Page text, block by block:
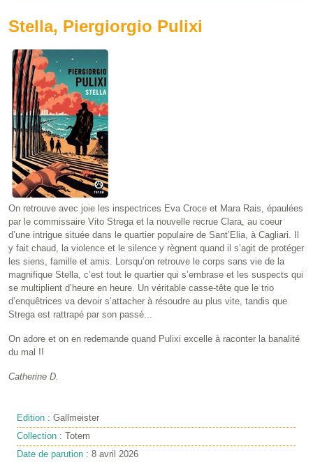
Stella, Piergiorgio Pulixi
On retrouve avec joie les inspectrices Eva Croce et Mara Rais, épaulées
par le commissaire Vito Strega et la nouvelle recrue Clara, au coeur
d’une intrigue située dans le quartier populaire de Sant’Elia, à Cagliari. Il
y fait chaud, la violence et le silence y règnent quand il s’agit de protéger
les siens, famille et amis. Lorsqu’on retrouve le corps sans vie de la
magnifique Stella, c’est tout le quartier qui s’embrase et les suspects qui
se multiplient d’heure en heure. Un véritable casse-tête que le trio
d’enquêtrices va devoir s’attacher à résoudre au plus vite, tandis que
Strega est rattrapé par son passé...
On adore et on en redemande quand Pulixi excelle à raconter la banalité
du mal !!
Catherine D.
Edition : Gallmeister
Collection : Totem
Date de parution : 8 avril 2026